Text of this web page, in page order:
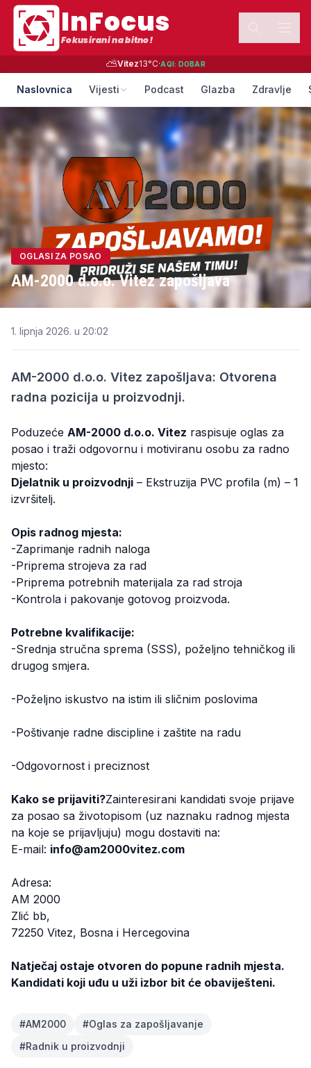
InFocus
Fokusirani na bitno!
⛅Vitez13°C·AQI: DOBAR
Naslovnica Vijesti Podcast Glazba Zdravlje
OGLASI ZA POSAO
AM-2000 d.o.o. Vitez zapošljava
1. lipnja 2026. u 20:02
AM-2000 d.o.o. Vitez zapošljava: Otvorena
radna pozicija u proizvodnji.
Poduzeće AM-2000 d.o.o. Vitez raspisuje oglas za
posao i traži odgovornu i motiviranu osobu za radno
mjesto:
Djelatnik u proizvodnji – Ekstruzija PVC profila (m) – 1
izvršitelj.
Opis radnog mjesta:
-Zaprimanje radnih naloga
-Priprema strojeva za rad
-Priprema potrebnih materijala za rad stroja
-Kontrola i pakovanje gotovog proizvoda.
Potrebne kvalifikacije:
-Srednja stručna sprema (SSS), poželjno tehničkog ili
drugog smjera.
-Poželjno iskustvo na istim ili sličnim poslovima
-Poštivanje radne discipline i zaštite na radu
-Odgovornost i preciznost
Kako se prijaviti?Zainteresirani kandidati svoje prijave
za posao sa životopisom (uz naznaku radnog mjesta
na koje se prijavljuju) mogu dostaviti na:
E-mail: info@am2000vitez.com
Adresa:
AM 2000
Zlić bb,
72250 Vitez, Bosna i Hercegovina
Natječaj ostaje otvoren do popune radnih mjesta.
Kandidati koji uđu u uži izbor bit će obaviješteni.
#AM2000 #Oglas za zapošljavanje
#Radnik u proizvodnji